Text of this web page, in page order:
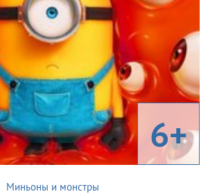
6+
Миньоны и монстры